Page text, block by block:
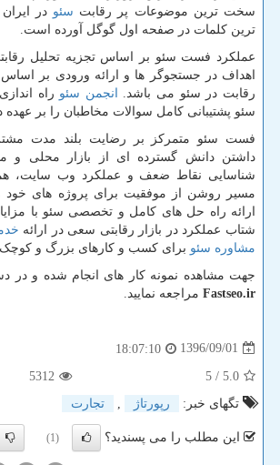
سخت ترین موضوعات پر رقابت سئو در
ترین کلمات در صفحه اول گوگل آورده است.
عملکرد فست سئو بر اساس تجزیه تحلیل
اهداف در جستجوگر ها و ارائه ورودی بر
رقابت در سئو می باشد.
انجمن سئو راه
سئو پشتیبانی کامل سوالات مخاطبان را بر عهده
فست سئو متمرکز بر رضایت بلند مدت
داشتن دانش گسترده ای از بازار محلی و
شناسایی نقاط ضعف و عملکرد وب سایت،
مسیر روشن از موفقیت برای پروژه های خود
ارائه راه حل های کامل و تخصصی سئو با
شتاب عملکرد در بازار رقابتی سعی در ارائه
مشاوره سئو برای کسب و کارهای بزرگ و
جهت مشاهده نمونه کار های انجام شده و در
Fastseo.ir مراجعه نمایید.
1396/09/01
18:07:10
5.0
/ 5
5312
تگهای خبر:
رپورتاژ تجارت
این مطلب را می پسندید؟ (1)